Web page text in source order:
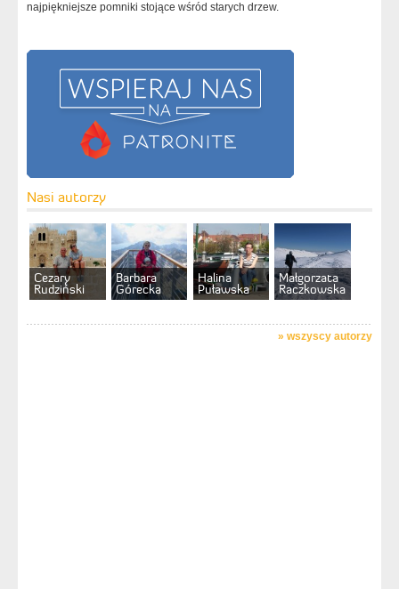
najpiękniejsze pomniki stojące wśród starych drzew.
Nasi autorzy
Cezary
Rudziński
Barbara
Górecka
Halina
Puławska
Małgorzata
Raczkowska
» wszyscy autorzy